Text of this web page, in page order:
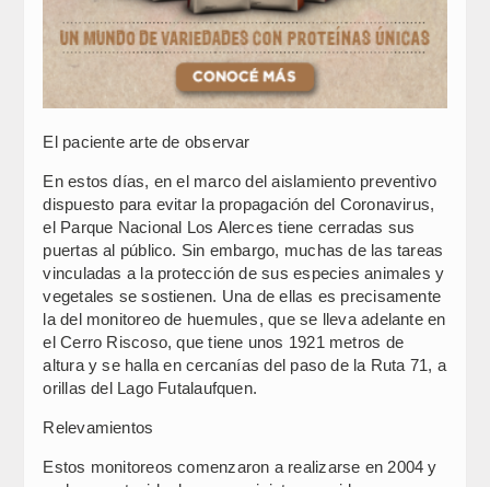
El paciente arte de observar
En estos días, en el marco del aislamiento preventivo
dispuesto para evitar la propagación del Coronavirus,
el Parque Nacional Los Alerces tiene cerradas sus
puertas al público. Sin embargo, muchas de las tareas
vinculadas a la protección de sus especies animales y
vegetales se sostienen. Una de ellas es precisamente
la del monitoreo de huemules, que se lleva adelante en
el Cerro Riscoso, que tiene unos 1921 metros de
altura y se halla en cercanías del paso de la Ruta 71, a
orillas del Lago Futalaufquen.
Relevamientos
Estos monitoreos comenzaron a realizarse en 2004 y